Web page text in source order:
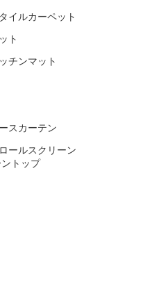
タイルカーペット
ト
チンマット
スカーテン
ロールスクリーン
トップ